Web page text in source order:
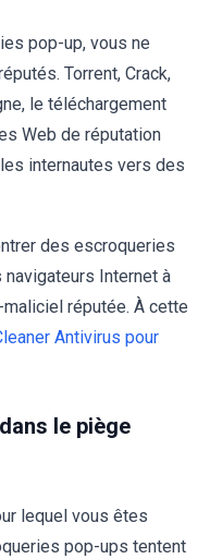
pop-up, vous ne
Torrent, Crack,
le téléchargement
Web de réputation
internautes vers des
des escroqueries
Internet à
réputée. À cette
Antivirus pour
le piège
lequel vous êtes
pop-ups tentent